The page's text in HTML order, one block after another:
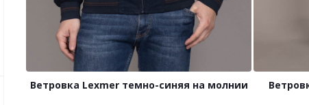
Ветровка Lexmer темно-синяя на молнии